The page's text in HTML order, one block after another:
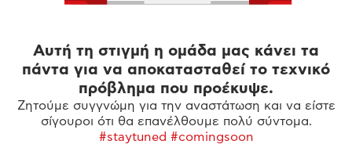
Αυτή τη στιγμή η ομάδα μας κάνει τα
πάντα για να αποκατασταθεί το τεχνικό
πρόβλημα που προέκυψε.
Ζητούμε συγγνώμη για την αναστάτωση και να είστε
σίγουροι ότι θα επανέλθουμε πολύ σύντομα.
#staytuned #comingsoon